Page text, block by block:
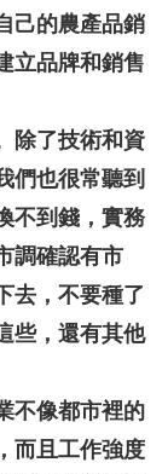
己的農產品銷
立品牌和銷售
除了技術和資
們也很常聽到
不到錢，實務
調確認有市
去，不要種了
些，還有其他
不像都市裡的
而且工作強度